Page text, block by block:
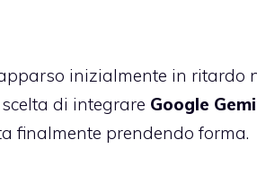
inizialmente in ritardo
di integrare Google
finalmente prendendo forma.